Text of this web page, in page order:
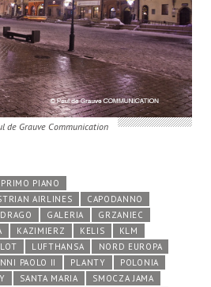
de Grauve Communication
PRIMO PIANO
AIRLINES
CAPODANNO
DRAGO GALERIA
GRZANIEC
KAZIMIERZ KELIS
KLM
LOT LUFTHANSA
NORD EUROPA
PAOLO II PLANTY
POLONIA
SANTA MARIA
SMOCZA JAMA